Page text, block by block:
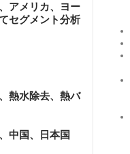
アメリカ、ヨー
セグメント分析
熱水除去、熱バ
中国、日本国